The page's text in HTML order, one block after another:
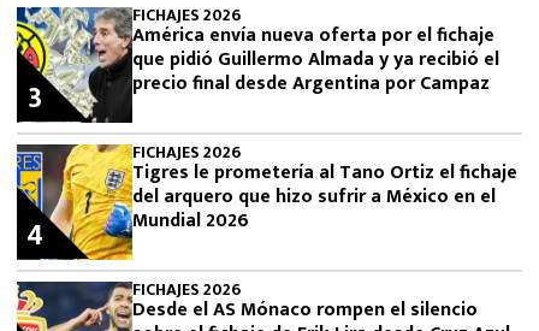
FICHAJES 2026
América envía nueva oferta por el fichaje
que pidió Guillermo Almada y ya recibió el
precio final desde Argentina por Campaz
3
FICHAJES 2026
Tigres le prometería al Tano Ortiz el fichaje
del arquero que hizo sufrir a México en el
Mundial 2026
4
FICHAJES 2026
Desde el AS Mónaco rompen el silencio